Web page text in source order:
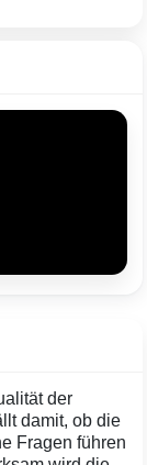
der
damit, ob die
Fragen führen